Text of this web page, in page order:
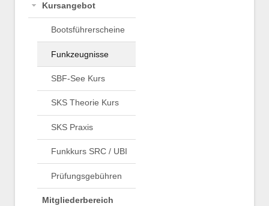
Kursangebot
Bootsführerscheine
Funkzeugnisse
SBF-See Kurs
SKS Theorie Kurs
SKS Praxis
Funkkurs SRC / UBI
Prüfungsgebühren
Mitgliederbereich